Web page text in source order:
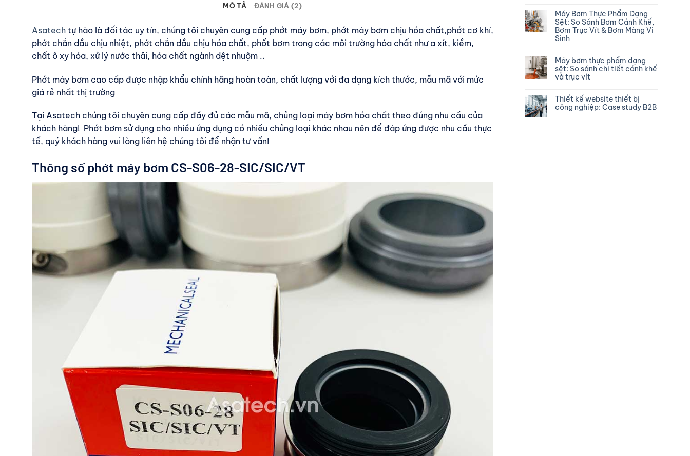
Máy Bơm Thực Phẩm Dạng
Sệt: So Sánh Bơm Cánh Khế,
Bơm Trục Vít & Bơm Màng Vi
Sinh
Máy bơm thực phẩm dạng
sệt: So sánh chi tiết cánh khế
và trục vít
Thiết kế website thiết bị
công nghiệp: Case study B2B
MÔ TẢ ĐÁNH GIÁ (2)
Asatech tự hào là đối tác uy tín, chúng tôi chuyên cung cấp phớt máy bơm, phớt máy bơm chịu hóa chất,phớt cơ khí,
phớt chắn dầu chịu nhiệt, phớt chắn dầu chịu hóa chất, phốt bơm trong các môi trường hóa chất như a xít, kiềm,
chất ô xy hóa, xử lý nước thải, hóa chất ngành dệt nhuộm ..
Phớt máy bơm cao cấp được nhập khẩu chính hãng hoàn toàn, chất lượng với đa dạng kích thước, mẫu mã với mức
giá rẻ nhất thị trường
Tại Asatech chúng tôi chuyên cung cấp đầy đủ các mẫu mã, chủng loại máy bơm hóa chất theo đúng nhu cầu của
khách hàng! Phớt bơm sử dụng cho nhiều ứng dụng có nhiều chủng loại khác nhau nên để đáp ứng được nhu cầu thực
tế, quý khách hàng vui lòng liên hệ chúng tôi để nhận tư vấn!
Thông số phớt máy bơm CS-S06-28-SIC/SIC/VT